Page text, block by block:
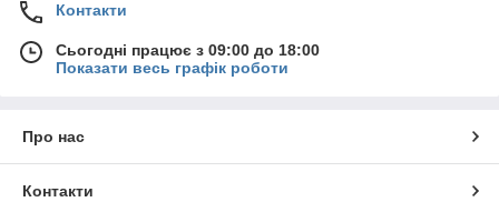
Контакти
Сьогодні працює з 09:00 до 18:00
Показати весь графік роботи
Про нас
Контакти